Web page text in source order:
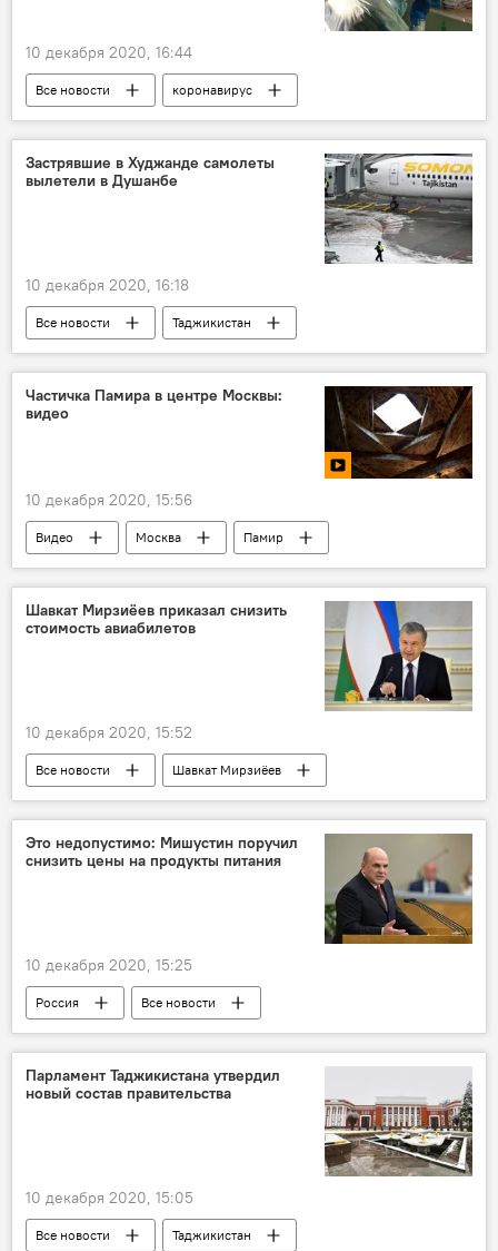
10 декабря 2020, 16:44
Все новости
коронавирус
Узбекистан
Застрявшие в Худжанде самолеты
вылетели в Душанбе
10 декабря 2020, 16:18
Все новости
Таджикистан
Транспорт
Новости Худжанда и Согдийской области
Новости Душанбе
Частичка Памира в центре Москвы:
видео
10 декабря 2020, 15:56
Видео Москва
Памир
музей
Таджикистан Style
Россия
Таджикистан
Шавкат Мирзиёев приказал снизить
стоимость авиабилетов
10 декабря 2020, 15:52
Все новости
Шавкат Мирзиёев
Узбекистан
Туризм
Центральная Азия
Транспорт
Это недопустимо: Мишустин поручил
снизить цены на продукты питания
10 декабря 2020, 15:25
Россия
Все новости
Михаил Мишустин
цены
Экономика
Парламент Таджикистана утвердил
новый состав правительства
10 декабря 2020, 15:05
Все новости
Таджикистан